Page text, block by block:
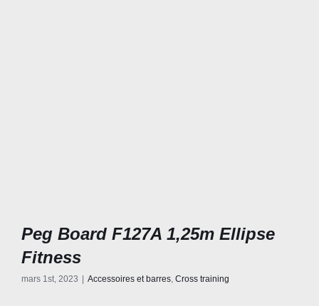
Peg Board F127A 1,25m Ellipse
Fitness
mars 1st, 2023 Accessoires et barres, Cross training